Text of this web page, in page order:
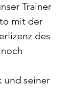
Trainer
mit der
des
und seiner